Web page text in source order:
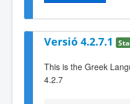
Versió 4.2.7.1
This is the Greek
4.2.7